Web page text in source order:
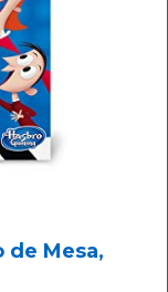
de Mesa,